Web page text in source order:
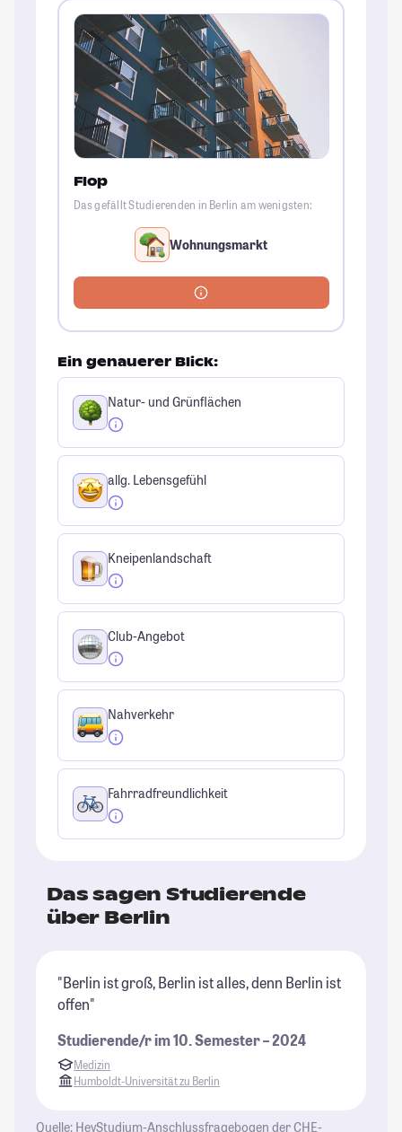
Flop
Das gefällt Studierenden in Berlin am wenigsten:
Wohnungsmarkt
Ein genauerer Blick:
Natur- und Grünflächen
allg. Lebensgefühl
Kneipenlandschaft
Club-Angebot
Nahverkehr
Fahrradfreundlichkeit
Das sagen Studierende
über Berlin
"Berlin ist groß, Berlin ist alles, denn Berlin ist
offen"
Studierende/r im 10. Semester – 2024
Medizin
Humboldt-Universität zu Berlin
Quelle: HeyStudium-Anschlussfragebogen der CHE-